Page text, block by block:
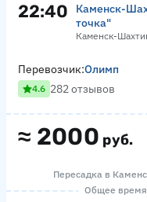
22:40
Каменск-
точка"
Каменск-
≈ 2000 руб.
Перевозчик:Олимп
4.6 282 отзывов
Пересадка в
Общее время